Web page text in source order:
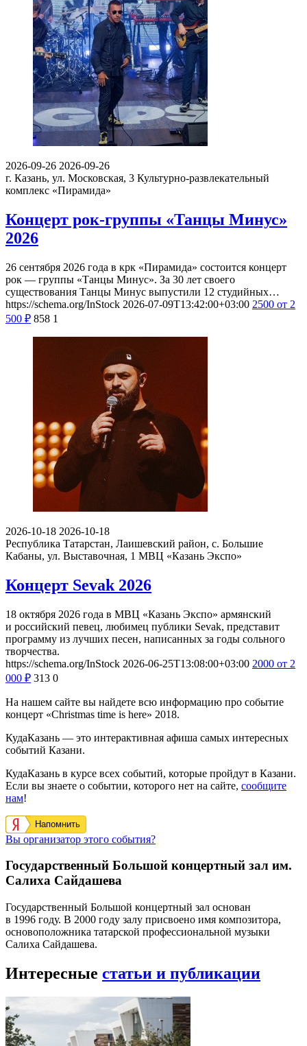
2026-09-26 2026-09-26
г. Казань, ул. Московская, 3 Культурно-развлекательный
комплекс «Пирамида»
Концерт рок-группы «Танцы Минус»
2026
26 сентября 2026 года в крк «Пирамида» состоится концерт
рок — группы «Танцы Минус». За 30 лет своего
существования Танцы Минус выпустили 12 студийных…
https://schema.org/InStock 2026-07-09T13:42:00+03:00 2500 от 2
500 ₽ 858 1
2026-10-18 2026-10-18
Республика Татарстан, Лаишевский район, с. Большие
Кабаны, ул. Выставочная, 1 МВЦ «Казань Экспо»
Концерт Sevak 2026
18 октября 2026 года в МВЦ «Казань Экспо» армянский
и российский певец, любимец публики Sevak, представит
программу из лучших песен, написанных за годы сольного
творчества.
https://schema.org/InStock 2026-06-25T13:08:00+03:00 2000 от 2
000 ₽ 313 0
На нашем сайте вы найдете всю информацию про событие
концерт «Christmas time is here» 2018.
КудаКазань — это интерактивная афиша самых интересных
событий Казани.
КудаКазань в курсе всех событий, которые пройдут в Казани.
Если вы знаете о событии, которого нет на сайте, сообщите
нам!
Напомнить
Вы организатор этого события?
Государственный Большой концертный зал им.
Салиха Сайдашева
Государственный Большой концертный зал основан
в 1996 году. В 2000 году залу присвоено имя композитора,
основоположника татарской профессиональной музыки
Салиха Сайдашева.
Интересные статьи и публикации